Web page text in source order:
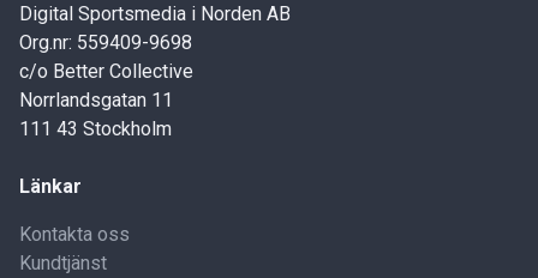
Digital Sportsmedia i Norden AB
Org.nr: 559409-9698
c/o Better Collective
Norrlandsgatan 11
111 43 Stockholm
Länkar
Kontakta oss
Kundtjänst